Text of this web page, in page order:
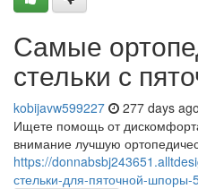
Самые
стельки с
kobijavw599227 277 days ago
Ищете помощь от
внимание лучшую
https://
стельки-для-пяточной-шпоры-